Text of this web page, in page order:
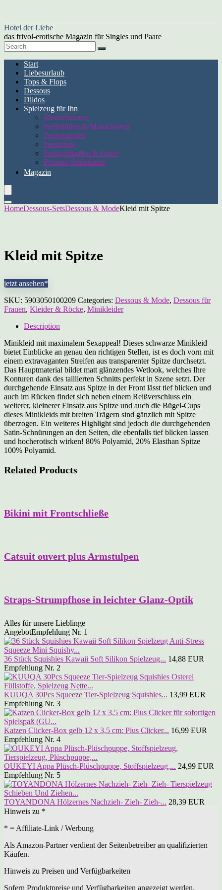
Hotel der Liebe
das frivol-erotische Magazin für Singles und Paare
Start
Liebesurlaub
Tops & Flops
Dessous
Dildos
Spielzeug für Ihn
Masturbatoren
Penishüllen & Manschetten
Penispumpen
Penisringe
Penisschlaufen & Gurte
Prostata-Stimulation
Magazin
HomeDessous-SetsDessous & ModeKleid mit Spitze
Kleid mit Spitze
jetzt ansehen*
SKU: 5903050100209 Categories: Dessous & Mode, Dessous für
Frauen, Kleider & Röcke, Minikleider
Description
Minikleid mit maximalem Sexappeal! Dieses schwarze Minikleid
bietet Einblicke an genau den richtigen Stellen, ist es doch vorn mit
einem extravaganten Streifen aus transparenter Spitze durchsetzt.
Das Hauptmaterial bildet matt glänzendes Wetlook, welches Ihre
Konturen dank des taillierten Schnitts perfekt in Szene setzt. Der
durchgehende Einsatz aus Spitze in der Front lässt tief blicken und
auch im Rücken findet sich neben einem Reißverschluss ein
weiterer, kleinerer Einsatz aus Spitze und auch die Bügel-Cups
dieses Minikleids mit breiten Trägern sind gänzlich mit Spitze
überzogen. Ein weiteres Highlight sind jedoch die durchgehenden
Satin-Schnürungen an den Seiten, die ebenfalls tief blicken lassen
und hocherotisch wirken! 80% Polyamid, 20% Elasthan Spitze
100% Polyamid.
Related Products
Bikini mit Frontschließe
Catsuit ouvert plus Armstulpen
Straps-Strumpfhose in leichter Glanz-Optik
Alles für unsere Lieblinge
AngebotEmpfehlung Nr. 1
36 Stück Squishies Kawaii Soft Silikon Spielzeug... 14,88 EUR
Empfehlung Nr. 2
KUUQA 30Pcs Squeeze Tier-Spielzeug Squishies... 13,99 EUR
Empfehlung Nr. 3
Katzen Clicker-Box gelb 12 x 3,5 cm: Plus Clicker... 16,99 EUR
Empfehlung Nr. 4
OUKEYI Appa Plüsch-Plüschpuppe, Stoffspielzeug,... 24,99 EUR
Empfehlung Nr. 5
TOYANDONA Hölzernes Nachzieh- Zieh- Zieh-... 28,39 EUR
Hinweis zu *
* = Affiliate-Link / Werbung
Als Amazon-Partner verdient der Seitenbetreiber an qualifizierten
Käufen.
Hinweis zu Preisen und Verfügbarkeiten
Sofern Produktpreise und Verfügbarkeiten angezeigt werden,